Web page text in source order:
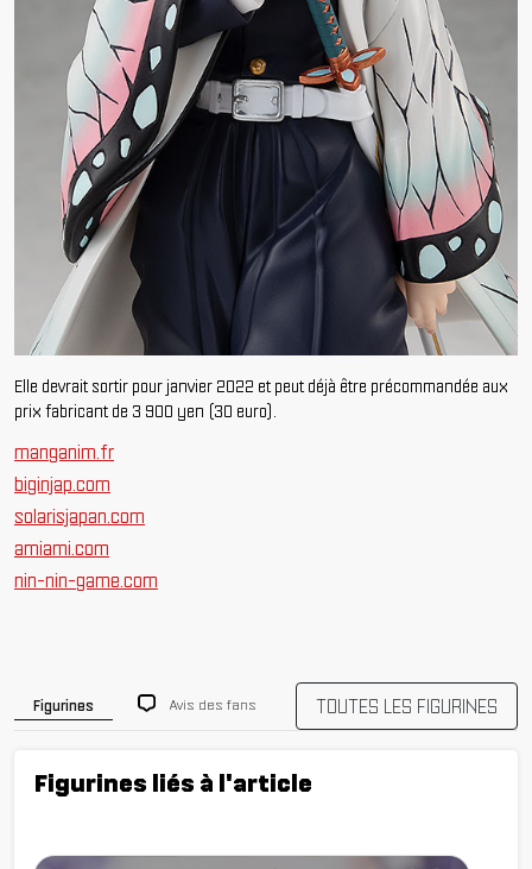
Elle devrait sortir pour janvier 2022 et peut déjà être précommandée aux
prix fabricant de 3 900 yen (30 euro).
manganim.fr
biginjap.com
solarisjapan.com
amiami.com
nin-nin-game.com
Figurines Avis des fans TOUTES LES FIGURINES
Figurines liés à l'article